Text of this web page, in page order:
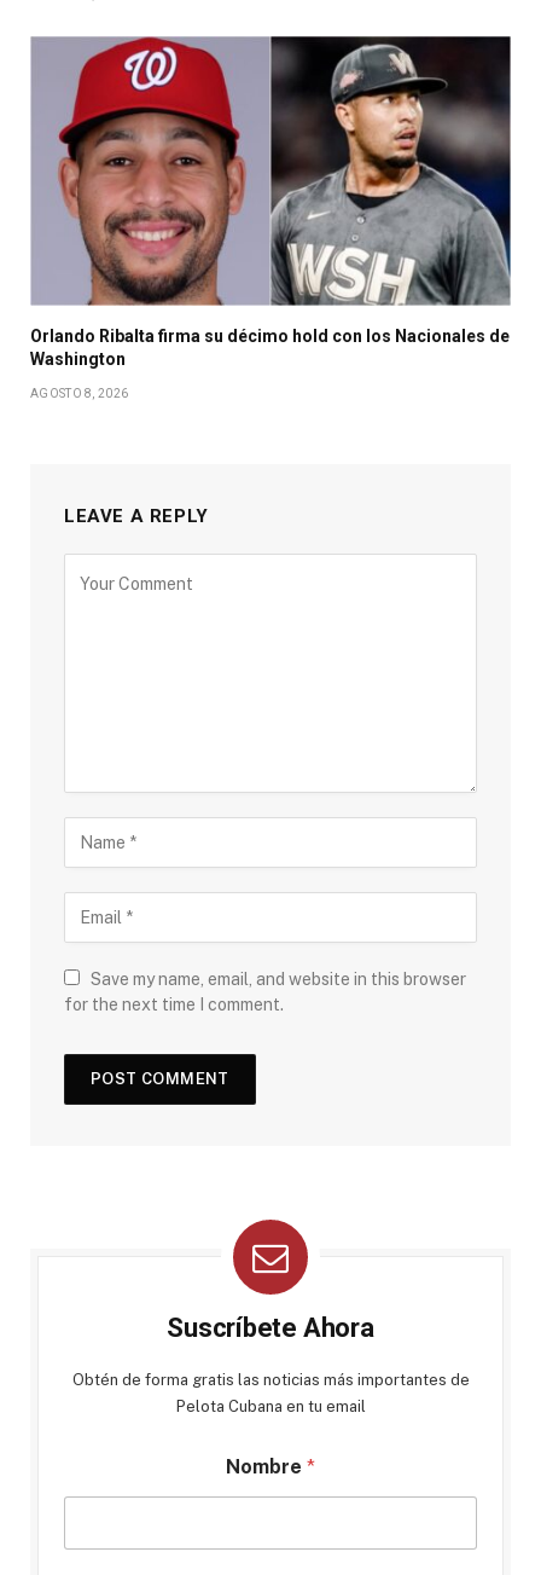
Orlando Ribalta firma su décimo hold con los Nacionales de
Washington
AGOSTO 8, 2026
LEAVE A REPLY
Save my name, email, and website in this browser
for the next time I comment.
Suscríbete Ahora
Obtén de forma gratis las noticias más importantes de
Pelota Cubana en tu email
Nombre *